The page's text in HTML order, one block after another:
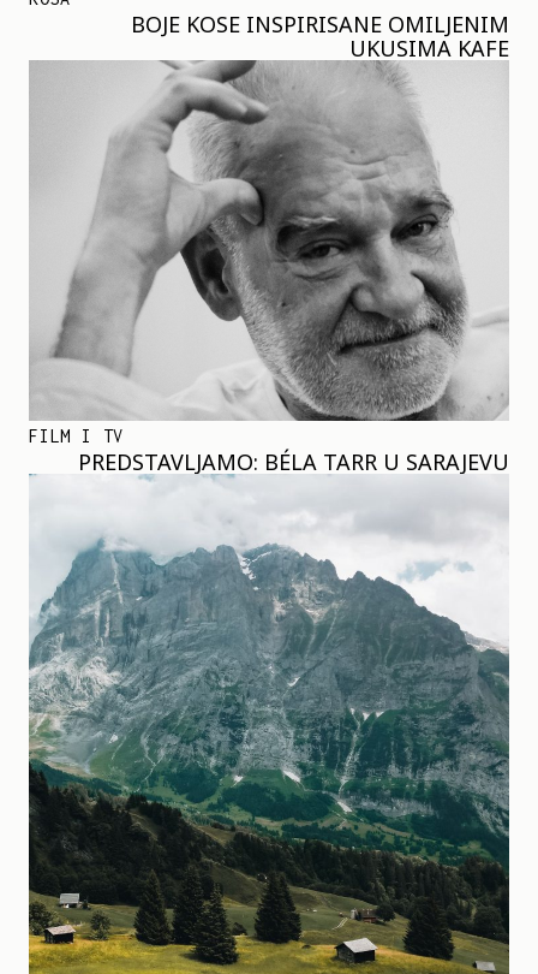
BOJE KOSE INSPIRISANE OMILJENIM
UKUSIMA KAFE
FILM I TV
PREDSTAVLJAMO: BÉLA TARR U SARAJEVU